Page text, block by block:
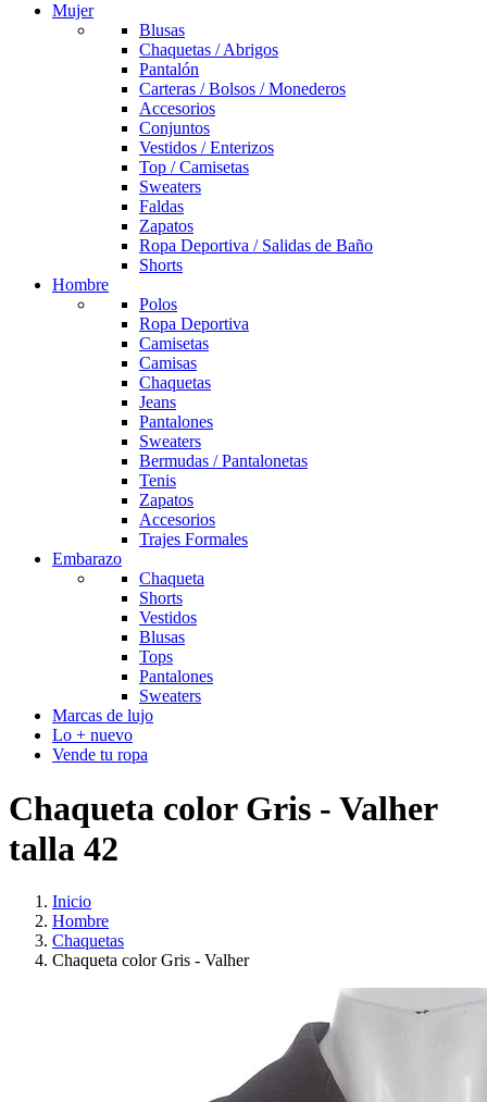
Mujer
Blusas
Chaquetas / Abrigos
Pantalón
Carteras / Bolsos / Monederos
Accesorios
Conjuntos
Vestidos / Enterizos
Top / Camisetas
Sweaters
Faldas
Zapatos
Ropa Deportiva / Salidas de Baño
Shorts
Hombre
Polos
Ropa Deportiva
Camisetas
Camisas
Chaquetas
Jeans
Pantalones
Sweaters
Bermudas / Pantalonetas
Tenis
Zapatos
Accesorios
Trajes Formales
Embarazo
Chaqueta
Shorts
Vestidos
Blusas
Tops
Pantalones
Sweaters
Marcas de lujo
Lo + nuevo
Vende tu ropa
Chaqueta color Gris - Valher
talla 42
Inicio
Hombre
Chaquetas
Chaqueta color Gris - Valher